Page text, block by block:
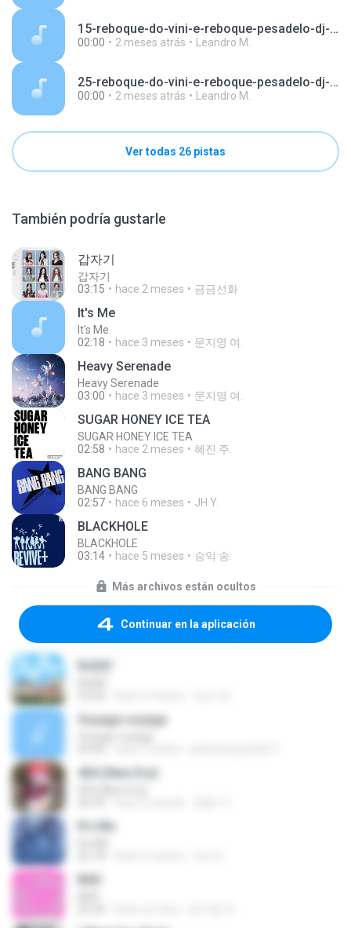
15-reboque-do-vini-e-reboque-pesadelo-dj-igor-fell.mp3
00:00 2 meses atrás Leandro M.
25-reboque-do-vini-e-reboque-pesadelo-dj-igor-fell.mp3
00:00 2 meses atrás Leandro M.
Ver todas 26 pistas
También podría gustarle
갑자기
갑자기
03:15
hace 2 meses 금금선화
It′s Me
It′s Me
02:18
hace 3 meses 문지영 여.
Heavy Serenade
Heavy Serenade
03:00
hace 3 meses 문지영 여.
SUGAR HONEY ICE TEA
SUGAR HONEY ICE TEA
02:58
hace 2 meses 혜진 주.
BANG BANG
BANG BANG
02:57
hace 6 meses JH Y.
BLACKHOLE
BLACKHOLE
03:14
hace 5 meses 승익 송.
Más archivos están ocultos
Continuar en la aplicación
Voyage voyage
404 (New Era)
It′s Me
BAD